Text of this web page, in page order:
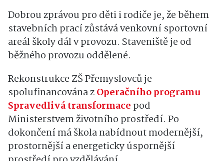
Dobrou zprávou pro děti i rodiče je, že během
stavebních prací zůstává venkovní sportovní
areál školy dál v provozu. Staveniště je od
běžného provozu oddělené.
Rekonstrukce ZŠ Přemyslovců je
spolufinancována zOperačního programu
Spravedlivá transformace pod
Ministerstvem životního prostředí. Po
dokončení má škola nabídnout modernější,
prostornější a energeticky úspornější